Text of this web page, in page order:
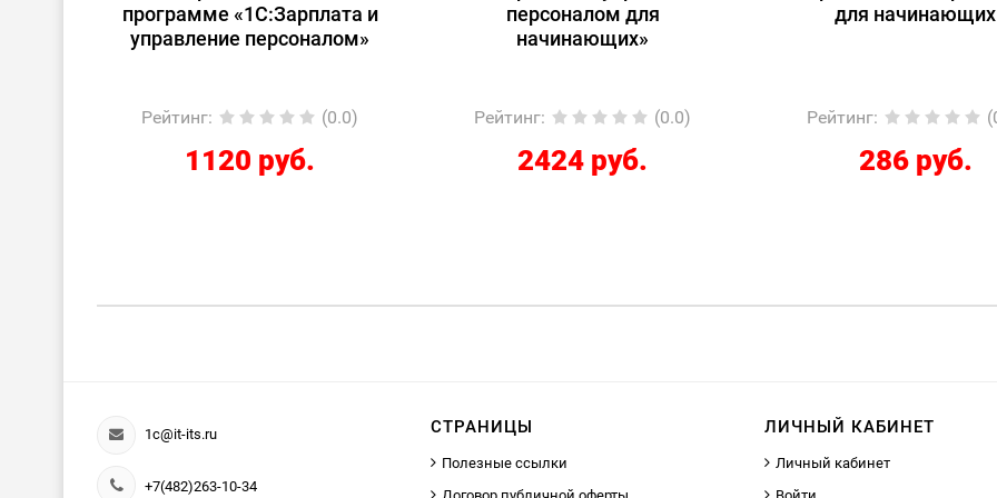
персоналом для
начинающих»
Рейтинг : (0.0)
2424 руб.
для начинающих
Рейтинг : (0.0)
286 руб.
1С:Специалист-
Рейтинг :
12267 руб.
1c@it-its.ru
+7(482)263-10-34
СТРАНИЦЫ
Полезные ссылки
ЛИЧНЫЙ КАБИНЕТ
Личный кабинет